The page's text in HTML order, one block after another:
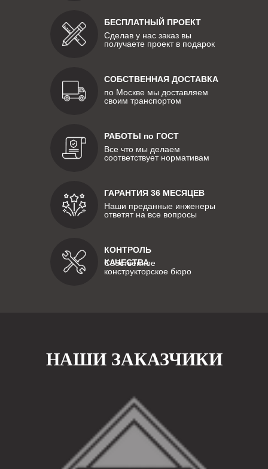
БЕСПЛАТНЫЙ ПРОЕКТ
Сделав у нас заказ вы
получаете проект в подарок
СОБСТВЕННАЯ ДОСТАВКА
по Москве мы доставляем
своим транспортом
РАБОТЫ по ГОСТ
Все что мы делаем
соответствует нормативам
КОНТРОЛЬ
КАЧЕСТВА
Собственное
конструкторское бюро
ГАРАНТИЯ 36 МЕСЯЦЕВ
Наши преданные инженеры
ответят на все вопросы
НАШИ ЗАКАЗЧИКИ